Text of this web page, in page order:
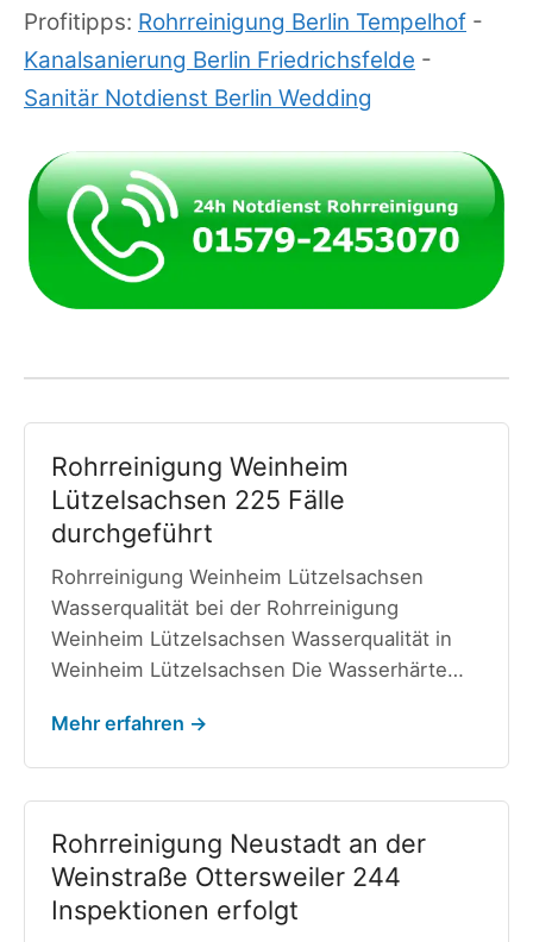
Profitipps: Rohrreinigung Berlin Tempelhof -
Kanalsanierung Berlin Friedrichsfelde -
Sanitär Notdienst Berlin Wedding
Rohrreinigung Weinheim
Lützelsachsen 225 Fälle
durchgeführt
Rohrreinigung Weinheim Lützelsachsen
Wasserqualität bei der Rohrreinigung
Weinheim Lützelsachsen Wasserqualität in
Weinheim Lützelsachsen Die Wasserhärte…
Mehr erfahren →
Rohrreinigung Neustadt an der
Weinstraße Ottersweiler 244
Inspektionen erfolgt